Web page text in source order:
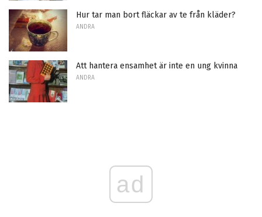
Hur tar man bort fläckar av te från kläder?
ANDRA
Att hantera ensamhet är inte en ung kvinna
ANDRA
ad